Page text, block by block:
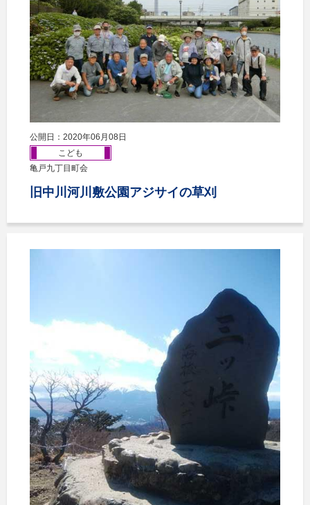
公開日：2020年06月08日
こども
亀戸九丁目町会
旧中川河川敷公園アジサイの草刈